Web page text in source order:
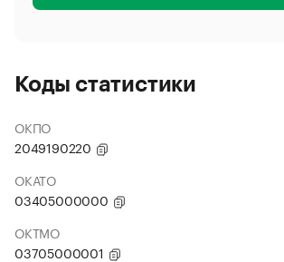
Коды статистики
ОКПО
2049190220
ОКАТО
03405000000
ОКТМО
03705000001